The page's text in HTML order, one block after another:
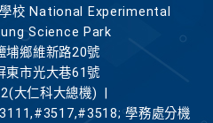
校 National Experimental
Science Park
埔鄉維新路20號
東市光大巷61號
大仁科大總機)
學務處分機